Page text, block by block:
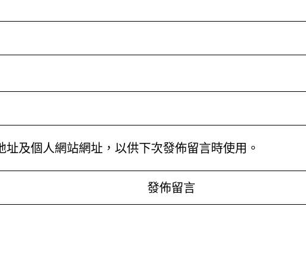
及個人網站網址，以供下次發佈留言時使用。